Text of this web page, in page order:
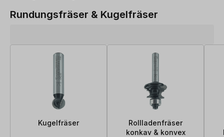
Rundungsfräser & Kugelfräser
Kugelfräser
Rollladenfräser
konkav & konvex